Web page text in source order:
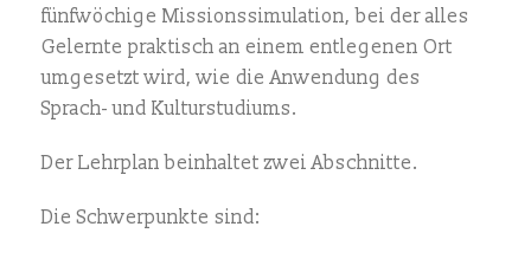
fünfwöchige Missionssimulation, bei der alles
Gelernte praktisch an einem entlegenen Ort
umgesetzt wird, wie die Anwendung des
Sprach- und Kulturstudiums.
Der Lehrplan beinhaltet zwei Abschnitte.
Die Schwerpunkte sind: